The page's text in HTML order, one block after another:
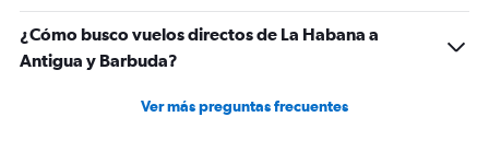
¿Cómo busco vuelos directos de La Habana a
Antigua y Barbuda?
Ver más preguntas frecuentes